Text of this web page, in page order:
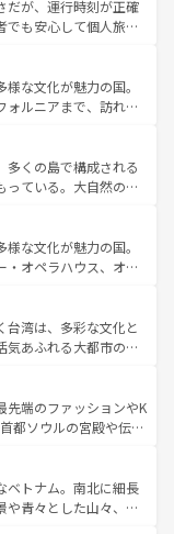
してほしい。
英国パブ、サッカー観
も豊富。イギリスを旅
だが、運行時刻が正確
でも安心して個人旅行
らではのユニークな
く町歩きも満喫する
め物価も高いが、旅行
る。 なお、新
を参照してほしい。
な文化が魅力の国。
ォルニアまで、訪れる
ング、エンターテイ
トだ。一方、アメリカ
キャニオンやイエロー
食が融合した独特の
域で異なる魅力を楽
史を感じることができ
しい。
多くの島で構成される
っている。大自然の神
光地といえばオアフ
イ島やカウアイ島が
く海をはじめ、豊かな
えてくれるハワイの
ワイアンミュージッ
てがハワイの魅力を彩
。
な文化が魅力の国。
・オペラハウス、オー
ルル（エアーズロッ
ケアンズの熱帯雨林な
フェやワイン、オージ
、サーフィンやダイ
ア好きにはたまらな
存分に味わいつくそ
台湾は、多彩な文化と
気あふれる大都市の台
部など、都市の喧騒
れる人に新しい発見と
深い台湾の食文化も魅
ラエティ豊かな料理
報は コンテンツ一覧を参
先端のファッションやK
都ソウルの宮殿や伝統
然美を楽しむことが
品のストリートフード
いる。夜には、韓国な
ベトナム。南北に細長
や青々とした山々、世